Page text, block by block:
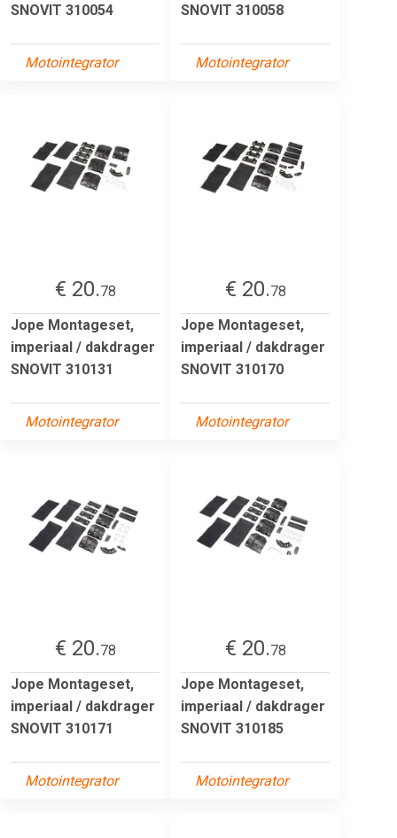
SNOVIT 310054
Motointegrator
SNOVIT 310058
Motointegrator
€ 20.78
Jope Montageset,
imperiaal / dakdrager
SNOVIT 310131
Motointegrator
€ 20.78
Jope Montageset,
imperiaal / dakdrager
SNOVIT 310170
Motointegrator
€ 20.78
Jope Montageset,
imperiaal / dakdrager
SNOVIT 310171
Motointegrator
€ 20.78
Jope Montageset,
imperiaal / dakdrager
SNOVIT 310185
Motointegrator